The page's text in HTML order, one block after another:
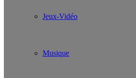
Jeux-Vidéo
Musique